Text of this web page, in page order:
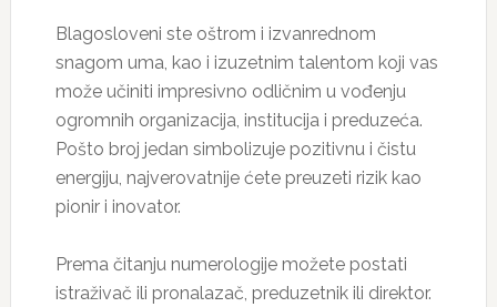
Blagosloveni ste oštrom i izvanrednom
snagom uma, kao i izuzetnim talentom koji vas
može učiniti impresivno odličnim u vođenju
ogromnih organizacija, institucija i preduzeća.
Pošto broj jedan simbolizuje pozitivnu i čistu
energiju, najverovatnije ćete preuzeti rizik kao
pionir i inovator.
Prema čitanju numerologije možete postati
istraživač ili pronalazač, preduzetnik ili direktor.